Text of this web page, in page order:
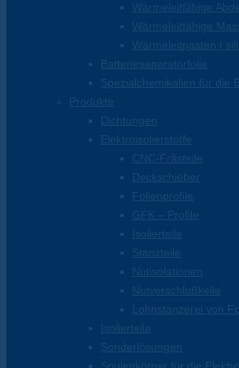
Wärmeleitfähige
Wärmeleitfähige
Wärmeleitpasten |
Batterieseparatorfolie
Spezialchemikalien für die
Produkte
Dichtungen
Elektroisolierstoffe
CNC-Frästeile
Deckschieber
Folienprofile
GFK – Profile
Isolierteile
Stanzteile
Nutisolationen
Nutverschlußkeile
Lohnstanzerei von
Isolierteile
Sonderlösungen